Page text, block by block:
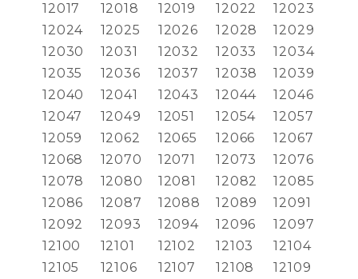
12017
12018 12019 12022
12023
12024
12025 12026 12028
12029
12030
12031 12032 12033
12034
12035
12036 12037 12038
12039
12040
12041 12043 12044
12046
12047
12049 12051 12054
12057
12059
12062 12065 12066
12067
12068
12070 12071 12073
12076
12078
12080 12081 12082
12085
12086
12087 12088 12089
12091
12092
12093 12094 12096
12097
12100
12101 12102 12103
12104
12105
12106 12107 12108
12109